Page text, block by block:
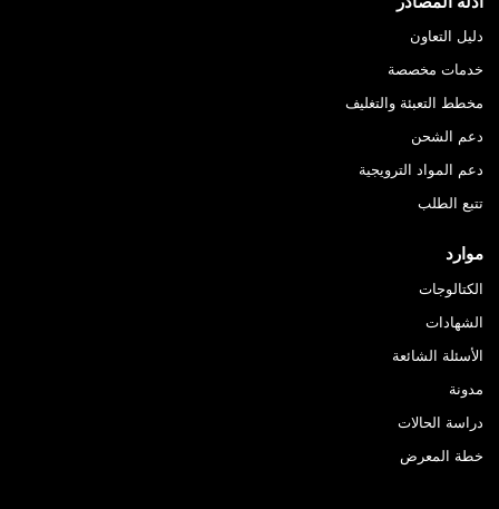
دليل التعاون
خدمات مخصصة
مخطط التعبئة والتغليف
دعم الشحن
دعم المواد الترويجية
تتبع الطلب
موارد
الكتالوجات
الشهادات
الأسئلة الشائعة
مدونة
دراسة الحالات
خطة المعرض